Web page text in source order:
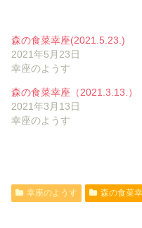
森の食菜幸座(2021.5.23.)
2021年5月23日
幸座のようす
森の食菜幸座（2021.3.13.）
2021年3月13日
幸座のようす
幸座のようす 森の食菜